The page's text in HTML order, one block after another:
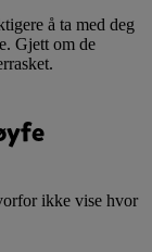
å ta med deg
Gjett om de
ikke vise hvor